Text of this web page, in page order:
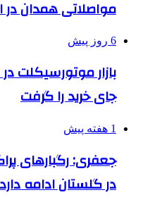
مواصلاتی همدان در
6 روز پیش
بازار موتورسیکلت
جای خرید را گرفت
1 هفته پیش
جعفری: رگبارهای
در گلستان ادامه دارد